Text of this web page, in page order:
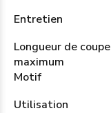
Entretien
Longueur de coupe
maximum
Motif
Utilisation